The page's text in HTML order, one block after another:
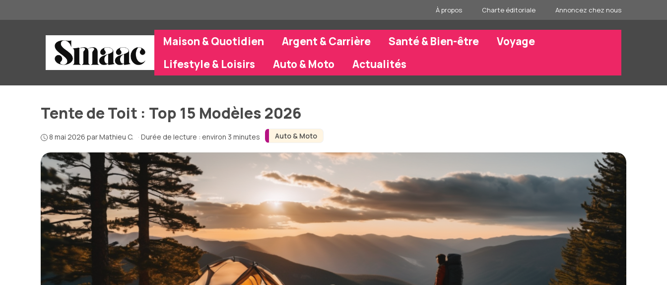
au
À propos Charte éditoriale Annoncez chez nous
Maison & Quotidien Argent & Carrière Santé & Bien-être
Voyage
Lifestyle & Loisirs
Auto & Moto Actualités
Auto & Moto
Tente de Toit : Top 15 Modèles 2026
8 mai 2026 parMathieu C. · Durée de lecture : environ 3 minutes